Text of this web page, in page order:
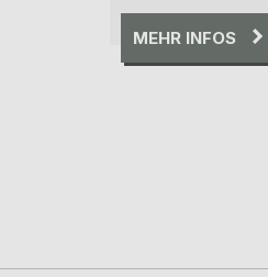
MEHR INFOS